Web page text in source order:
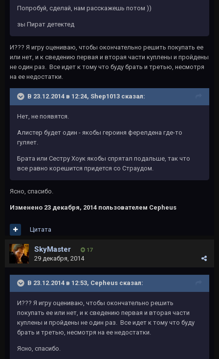
Попробуй, сделай, нам расскажешь потом ))
зы Пират детектед
И??? Я игру оцениваю, чтобы окончательно решить покупать ее
или нет, и к сведению первая и вторая части куплены и пройдены
не один раз. Все идет к тому что буду брать и третью, несмотря
на ее недостатки.
В 23.12.2014 в 12:24, Shep1013 сказал:
Нет, не появятся.
Алистер будет один - якобы героиня ферелдена где-то
гуляет.
Брата или Сестру Хоук якобы спрятал подальше, так что
все равно корешится придется со Страудом.
Ясно, спасибо.
Изменено 23 декабря, 2014 пользователем Cepheus
Цитата
SkyMaster 17
29 декабря, 2014
В 23.12.2014 в 12:53, Cepheus сказал:
И??? Я игру оцениваю, чтобы окончательно решить
покупать ее или нет, и к сведению первая и вторая части
куплены и пройдены не один раз. Все идет к тому что буду
брать и третью, несмотря на ее недостатки.
Ясно, спасибо.